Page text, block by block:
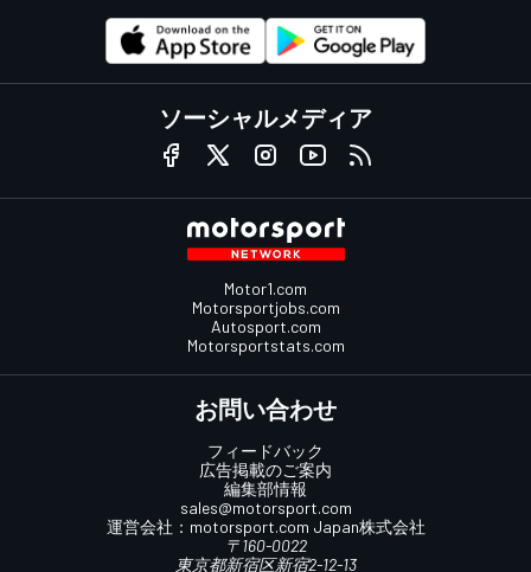
ソーシャルメディア
Motor1.com
Motorsportjobs.com
Autosport.com
Motorsportstats.com
お問い合わせ
フィードバック
広告掲載のご案内
編集部情報
sales@motorsport.com
運営会社： motorsport.com Japan株式会社
〒160-0022
東京都新宿区新宿2-12-13